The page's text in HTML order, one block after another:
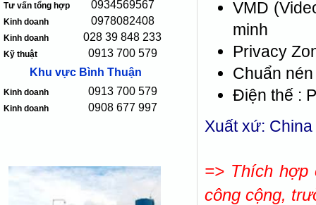
Tư vấn tổng hợp 0934569567
Kinh doanh 0978082408
Kinh doanh 028 39 848 233
Kỹ thuật
0913 700 579
Khu vực Bình Thuận
Kinh doanh 0913 700 579
Kinh doanh 0908 677 997
VMD
minh
Privacy
Chuẩn
Điện thế :
Xuất xứ: China
=> Thích hợp
công cộng,